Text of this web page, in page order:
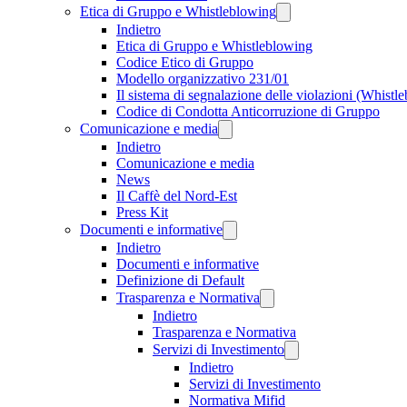
Etica di Gruppo e Whistleblowing
Indietro
Etica di Gruppo e Whistleblowing
Codice Etico di Gruppo
Modello organizzativo 231/01
Il sistema di segnalazione delle violazioni
Codice di Condotta Anticorruzione di Gruppo
Comunicazione e media
Indietro
Comunicazione e media
News
Il Caffè del Nord-Est
Press Kit
Documenti e informative
Indietro
Documenti e informative
Definizione di Default
Trasparenza e Normativa
Indietro
Trasparenza e Normativa
Servizi di Investimento
Indietro
Servizi di Investimento
Normativa Mifid